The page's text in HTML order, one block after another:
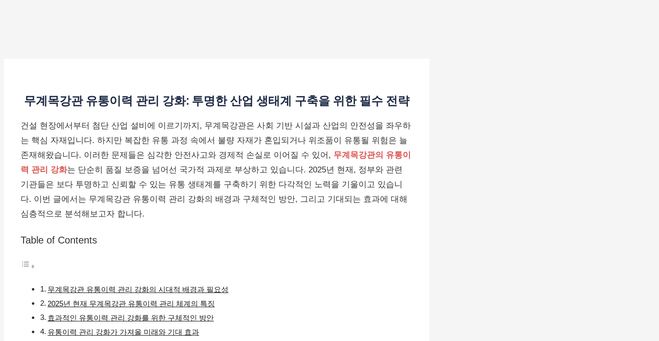
무계목강관 유통이력 관리 강화: 투명한 산업 생태계 구축을 위한 필수 전략
건설 현장에서부터 첨단 산업 설비에 이르기까지, 무계목강관은 사회 기반 시설과 산업의 안전성을 좌우하
는 핵심 자재입니다. 하지만 복잡한 유통 과정 속에서 불량 자재가 혼입되거나 위조품이 유통될 위험은 늘
존재해왔습니다. 이러한 문제들은 심각한 안전사고와 경제적 손실로 이어질 수 있어, 무계목강관의 유통이
력 관리 강화는 단순히 품질 보증을 넘어선 국가적 과제로 부상하고 있습니다. 2025년 현재, 정부와 관련
기관들은 보다 투명하고 신뢰할 수 있는 유통 생태계를 구축하기 위한 다각적인 노력을 기울이고 있습니
다. 이번 글에서는 무계목강관 유통이력 관리 강화의 배경과 구체적인 방안, 그리고 기대되는 효과에 대해
심층적으로 분석해보고자 합니다.
Table of Contents
무계목강관 유통이력 관리 강화의 시대적 배경과 필요성
2025년 현재 무계목강관 유통이력 관리 체계의 특징
효과적인 유통이력 관리 강화를 위한 구체적인 방안
유통이력 관리 강화가 가져올 미래와 기대 효과